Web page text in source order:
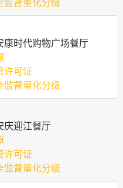
监督量化分级
康时代购物广场餐厅
许可证
监督量化分级
庆迎江餐厅
许可证
监督量化分级